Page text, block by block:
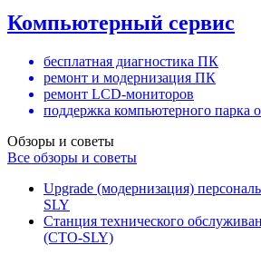
Компьютерный сервис
бесплатная диагностика ПК
ремонт и модернизация ПК
ремонт LCD-мониторов
поддержка компьютерного парка
Обзоры и советы
Все обзоры и советы
Upgrade (модернизация)
SLY
Станция технического
(СТО-SLY)